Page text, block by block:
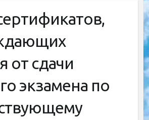
от сдачи
экзамена по